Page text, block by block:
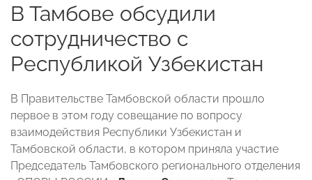
В Тамбове обсудили
сотрудничество с
Республикой Узбекистан
В Правительстве Тамбовской области прошло
первое в этом году совещание по вопросу
взаимодействия Республики Узбекистан и
Тамбовской области, в котором приняла участие
Председатель Тамбовского регионального отделения